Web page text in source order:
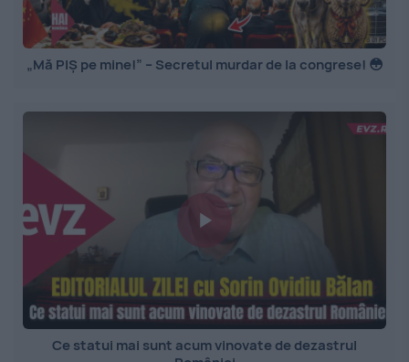
„Mă PIȘ pe mine!” – Secretul murdar de la congrese! 😳
Ce statui mai sunt acum vinovate de dezastrul